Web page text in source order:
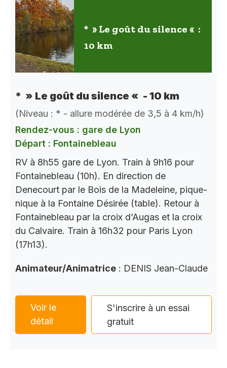
* » Le goût du silence « :
10 km
* » Le goût du silence « - 10 km
(Niveau : * - allure modérée de 3,5 à 4 km/h)
Rendez-vous : gare de Lyon
Départ : Fontainebleau
RV à 8h55 gare de Lyon. Train à 9h16 pour
Fontainebleau (10h). En direction de
Denecourt par le Bois de la Madeleine, pique-
nique à la Fontaine Désirée (table). Retour à
Fontainebleau par la croix d’Augas et la croix
du Calvaire. Train à 16h32 pour Paris Lyon
(17h13).
Animateur/Animatrice : DENIS Jean-Claude
Voir le
détail
S'inscrire à un essai
gratuit